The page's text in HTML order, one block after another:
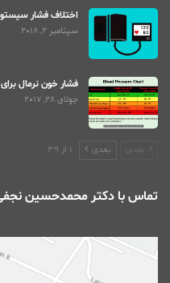
اختلاف فشار
سپتامبر 2, 2018
فشار خون نرمال
جولای 28, 2017
بعدی بعدی 1 از 39
تماس با دکتر محمدحسین